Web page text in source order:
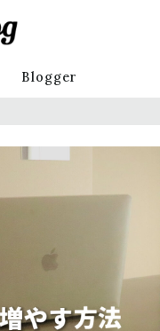
Blogger